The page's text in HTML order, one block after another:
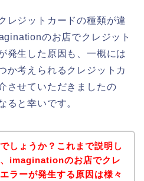
レジットカードの種類が違
のお店でクレジット
発生した原因も、一概には
か考えられるクレジットカ
させていただきましたの
ると幸いです。
しょうか？これまで説明し
imaginationのお店でクレ
ラーが発生する原因は様々